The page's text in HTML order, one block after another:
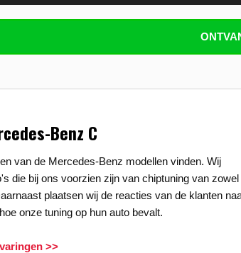
Benz C
van de Mercedes-Benz modellen vinden. Wij
die bij ons voorzien zijn van chiptuning van zowel
plaatsen wij de reacties van de klanten
onze tuning op hun auto bevalt.
>>